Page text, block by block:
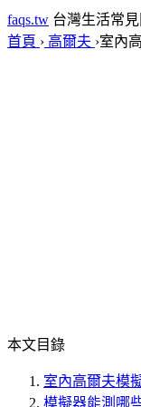
faqs.tw 台灣生活常
首頁 › 高爾夫 ›室內
本文目錄
室內高爾夫模
模擬器能測哪